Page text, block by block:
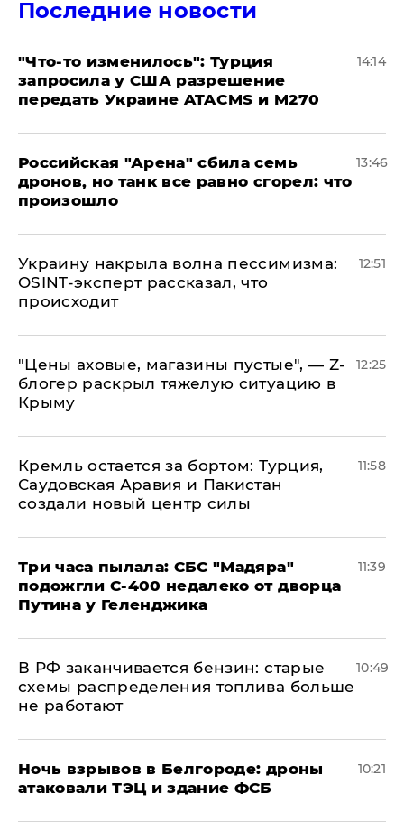
Последние новости
​"Что-то изменилось": Турция
запросила у США разрешение
передать Украине ATACMS и M270
14:14
​Российская "Арена" сбила семь
дронов, но танк все равно сгорел: что
произошло
13:46
​Украину накрыла волна пессимизма:
OSINT-эксперт рассказал, что
происходит
12:51
​"Цены аховые, магазины пустые", — Z-
блогер раскрыл тяжелую ситуацию в
Крыму
12:25
​Кремль остается за бортом: Турция,
Саудовская Аравия и Пакистан
создали новый центр силы
11:58
Три часа пылала: СБС "Мадяра"
подожгли С-400 недалеко от дворца
Путина у Геленджика
11:39
​В РФ заканчивается бензин: старые
схемы распределения топлива больше
не работают
10:49
​Ночь взрывов в Белгороде: дроны
атаковали ТЭЦ и здание ФСБ
10:21